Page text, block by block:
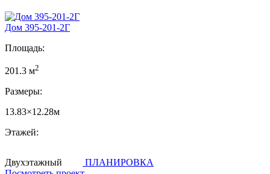
Дом 395-201-2Г
Площадь:
201.3 м2
Размеры:
13.83×12.28м
Этажей:
Двухэтажный
ПЛАНИРОВКА